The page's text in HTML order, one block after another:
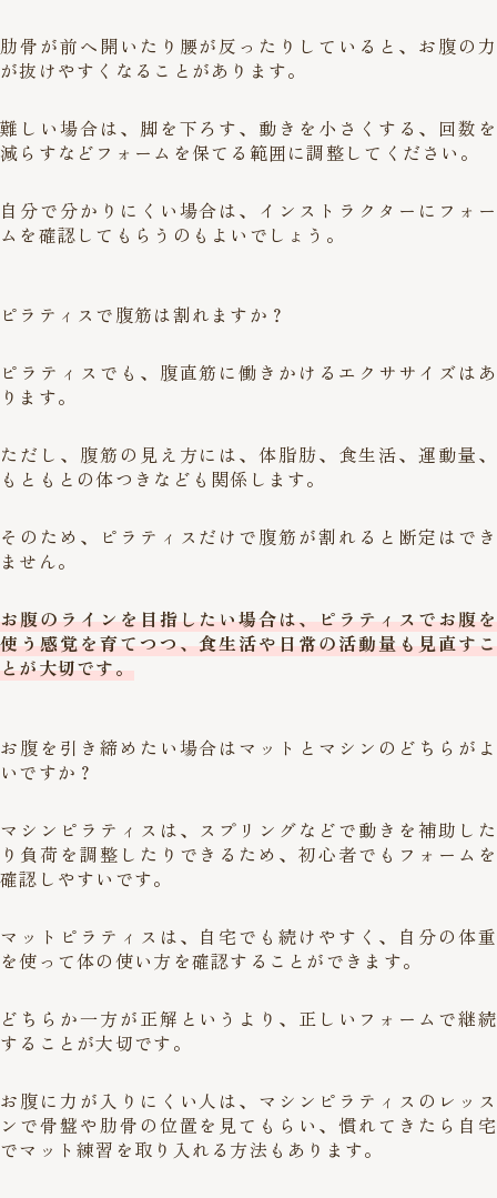
肋骨が前へ開いたり腰が反ったりしていると、お腹の力
が抜けやすくなることがあります。
難しい場合は、脚を下ろす、動きを小さくする、回数を
減らすなどフォームを保てる範囲に調整してください。
自分で分かりにくい場合は、インストラクターにフォー
ムを確認してもらうのもよいでしょう。
ピラティスで腹筋は割れますか？
ピラティスでも、腹直筋に働きかけるエクササイズはあ
ります。
ただし、腹筋の見え方には、体脂肪、食生活、運動量、
もともとの体つきなども関係します。
そのため、ピラティスだけで腹筋が割れると断定はでき
ません。
お腹のラインを目指したい場合は、ピラティスでお腹を
使う感覚を育てつつ、食生活や日常の活動量も見直すこ
とが大切です。
お腹を引き締めたい場合はマットとマシンのどちらがよ
いですか？
マシンピラティスは、スプリングなどで動きを補助した
り負荷を調整したりできるため、初心者でもフォームを
確認しやすいです。
マットピラティスは、自宅でも続けやすく、自分の体重
を使って体の使い方を確認することができます。
どちらか一方が正解というより、正しいフォームで継続
することが大切です。
お腹に力が入りにくい人は、マシンピラティスのレッス
ンで骨盤や肋骨の位置を見てもらい、慣れてきたら自宅
でマット練習を取り入れる方法もあります。